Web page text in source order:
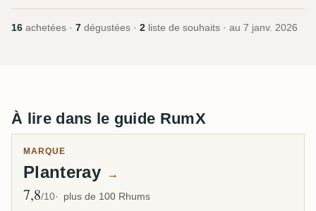
16 achetées · 7 dégustées · 2 liste de souhaits · au 7 janv. 2026
À lire dans le guide RumX
MARQUE
Planteray →
Note moyenne
7,8/10 plus de 100 Rhums